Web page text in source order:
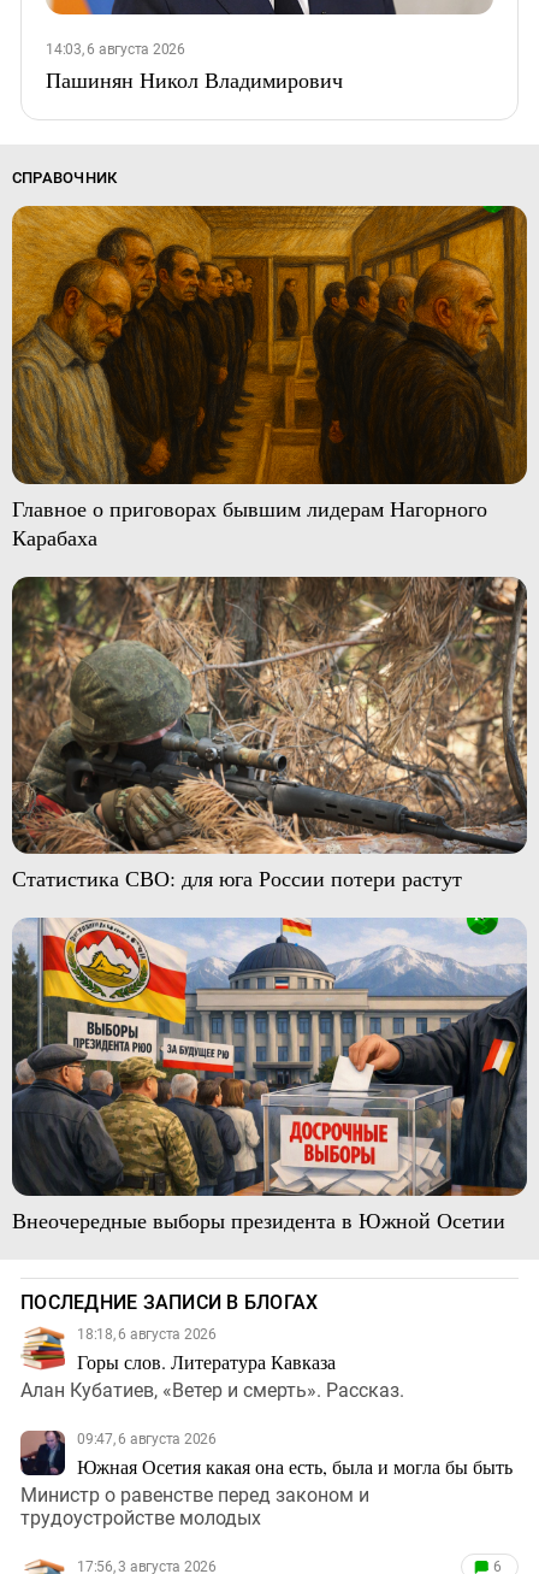
14:03, 6 августа 2026
Пашинян Никол Владимирович
СПРАВОЧНИК
Главное о приговорах бывшим лидерам Нагорного
Карабаха
Статистика СВО: для юга России потери растут
Внеочередные выборы президента в Южной Осетии
ПОСЛЕДНИЕ ЗАПИСИ В БЛОГАХ
18:18, 6 августа 2026
Горы слов. Литература Кавказа
Алан Кубатиев, «Ветер и смерть». Рассказ.
09:47, 6 августа 2026
Южная Осетия какая она есть, была и могла бы быть
Министр о равенстве перед законом и
трудоустройстве молодых
17:56, 3 августа 2026 6